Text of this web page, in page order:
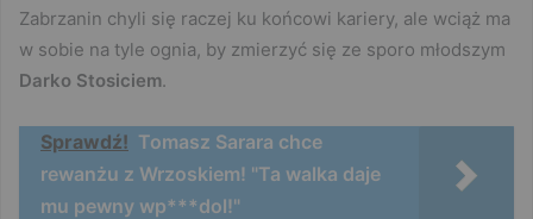
Zabrzanin chyli się raczej ku końcowi kariery, ale wciąż ma
w sobie na tyle ognia, by zmierzyć się ze sporo młodszym
Darko Stosiciem.
Sprawdź! Tomasz Sarara chce
rewanżu z Wrzoskiem! "Ta walka daje
mu pewny wp***dol!"